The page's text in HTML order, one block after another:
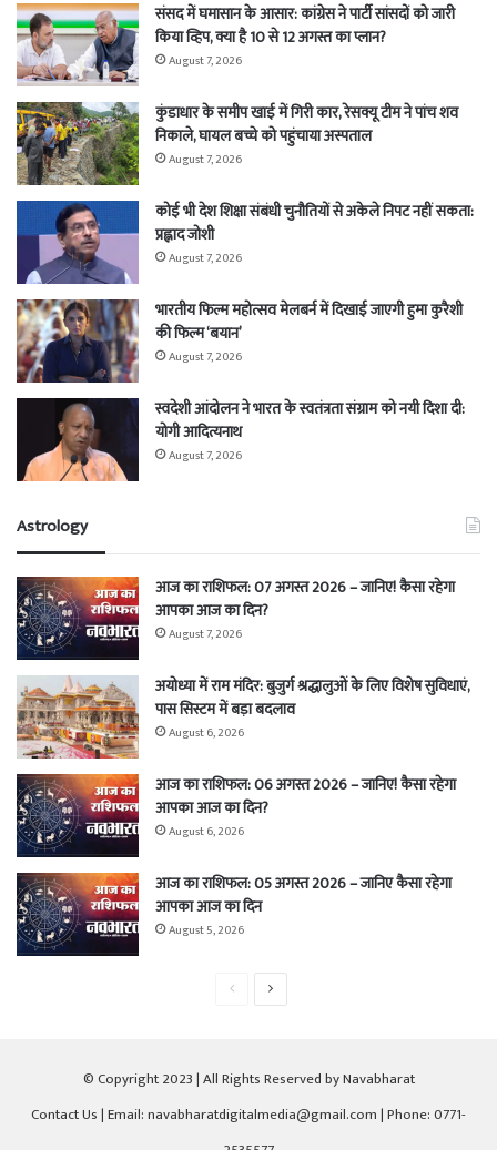
संसद में घमासान के आसार: कांग्रेस ने पार्टी सांसदों को जारी
किया व्हिप, क्या है 10 से 12 अगस्त का प्लान?
August 7, 2026
कुंडाधार के समीप खाई में गिरी कार, रेसक्यू टीम ने पांच शव
निकाले, घायल बच्चे को पहुंचाया अस्पताल
August 7, 2026
कोई भी देश शिक्षा संबंधी चुनौतियों से अकेले निपट नहीं सकता:
प्रह्लाद जोशी
August 7, 2026
भारतीय फिल्म महोत्सव मेलबर्न में दिखाई जाएगी हुमा कुरैशी
की फिल्म ‘बयान’
August 7, 2026
स्वदेशी आंदोलन ने भारत के स्वतंत्रता संग्राम को नयी दिशा दी:
योगी आदित्यनाथ
August 7, 2026
Astrology
आज का राशिफल: 07 अगस्त 2026 – जानिए! कैसा रहेगा
आपका आज का दिन?
August 7, 2026
अयोध्या में राम मंदिर: बुजुर्ग श्रद्धालुओं के लिए विशेष सुविधाएं,
पास सिस्टम में बड़ा बदलाव
August 6, 2026
आज का राशिफल: 06 अगस्त 2026 – जानिए! कैसा रहेगा
आपका आज का दिन?
August 6, 2026
आज का राशिफल: 05 अगस्त 2026 – जानिए कैसा रहेगा
आपका आज का दिन
August 5, 2026
PreviousNext
© Copyright 2023 | All Rights Reserved by Navabharat
Contact Us| Email: navabharatdigitalmedia@gmail.com | Phone: 0771-